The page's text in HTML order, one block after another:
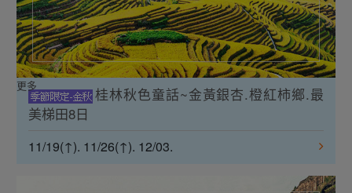
桂林秋色童話~金黃銀杏.橙紅柿鄉.最
美梯田8日
11/19(↑). 11/26(↑). 12/03.
更多